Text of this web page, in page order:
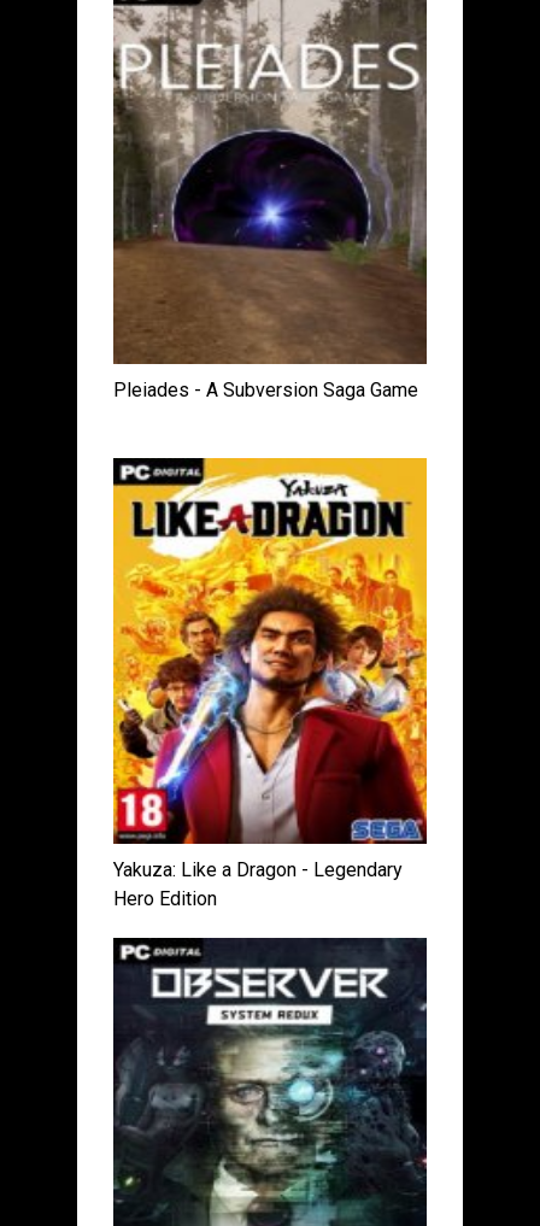
Pleiades - A Subversion Saga Game
Yakuza: Like a Dragon - Legendary
Hero Edition